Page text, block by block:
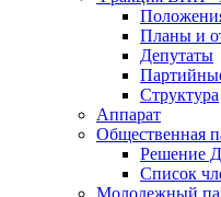
Планы и
Депутаты
Структура
Аппарат
Общественная
Решение
Список
Молодежный